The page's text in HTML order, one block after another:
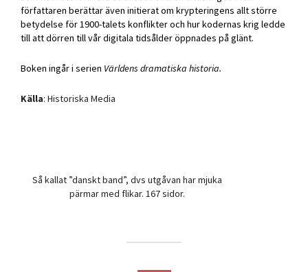
författaren berättar även initierat om krypteringens allt större
betydelse för 1900-talets konflikter och hur kodernas krig ledde
till att dörren till vår digitala tidsålder öppnades på glänt.
Boken ingår i serien Världens dramatiska historia.
Källa: Historiska Media
Så kallat ”danskt band”, dvs utgåvan har mjuka
pärmar med flikar. 167 sidor.